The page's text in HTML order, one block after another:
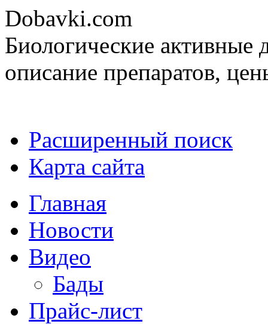
Dobavki.com
Биологические активные
описание препаратов,
Расширенный поиск
Карта сайта
Главная
Новости
Видео
Бады
Прайс-лист